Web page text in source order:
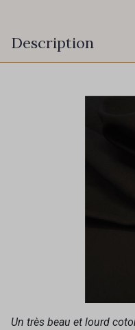
Description
Un très beau et lourd